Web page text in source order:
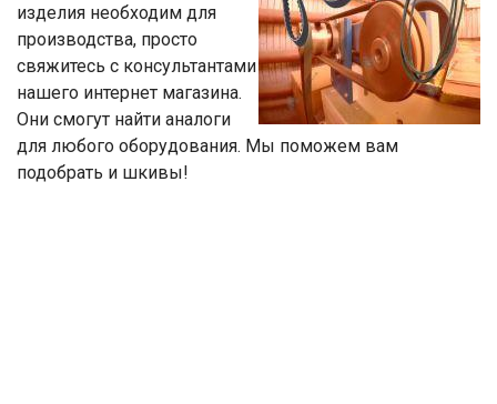
изделия необходим для
производства, просто
свяжитесь с консультантами
нашего интернет магазина.
Они смогут найти аналоги
для любого оборудования. Мы поможем вам
подобрать и шкивы!